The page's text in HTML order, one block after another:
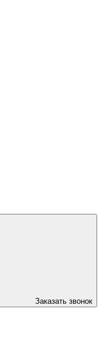
Заказать звонок